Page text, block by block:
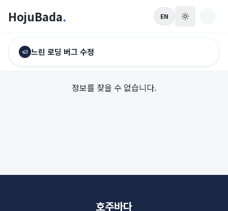
HojuBada. EN
느린 로딩 버그 수정
정보를 찾을 수 없습니다.
호주바다